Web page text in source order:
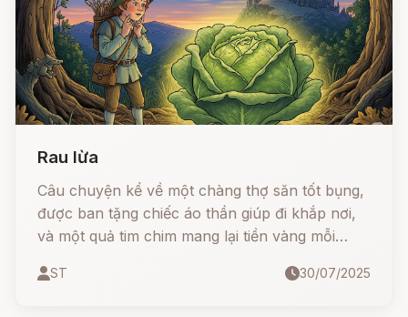
Rau lừa
Câu chuyện kể về một chàng thợ săn tốt bụng,
được ban tặng chiếc áo thần giúp đi khắp nơi,
và một quả tim chim mang lại tiền vàng mỗi
xen lẫn, mọi thứ đã thay đổi. Một loại rau lạ có
ST 30/07/2025